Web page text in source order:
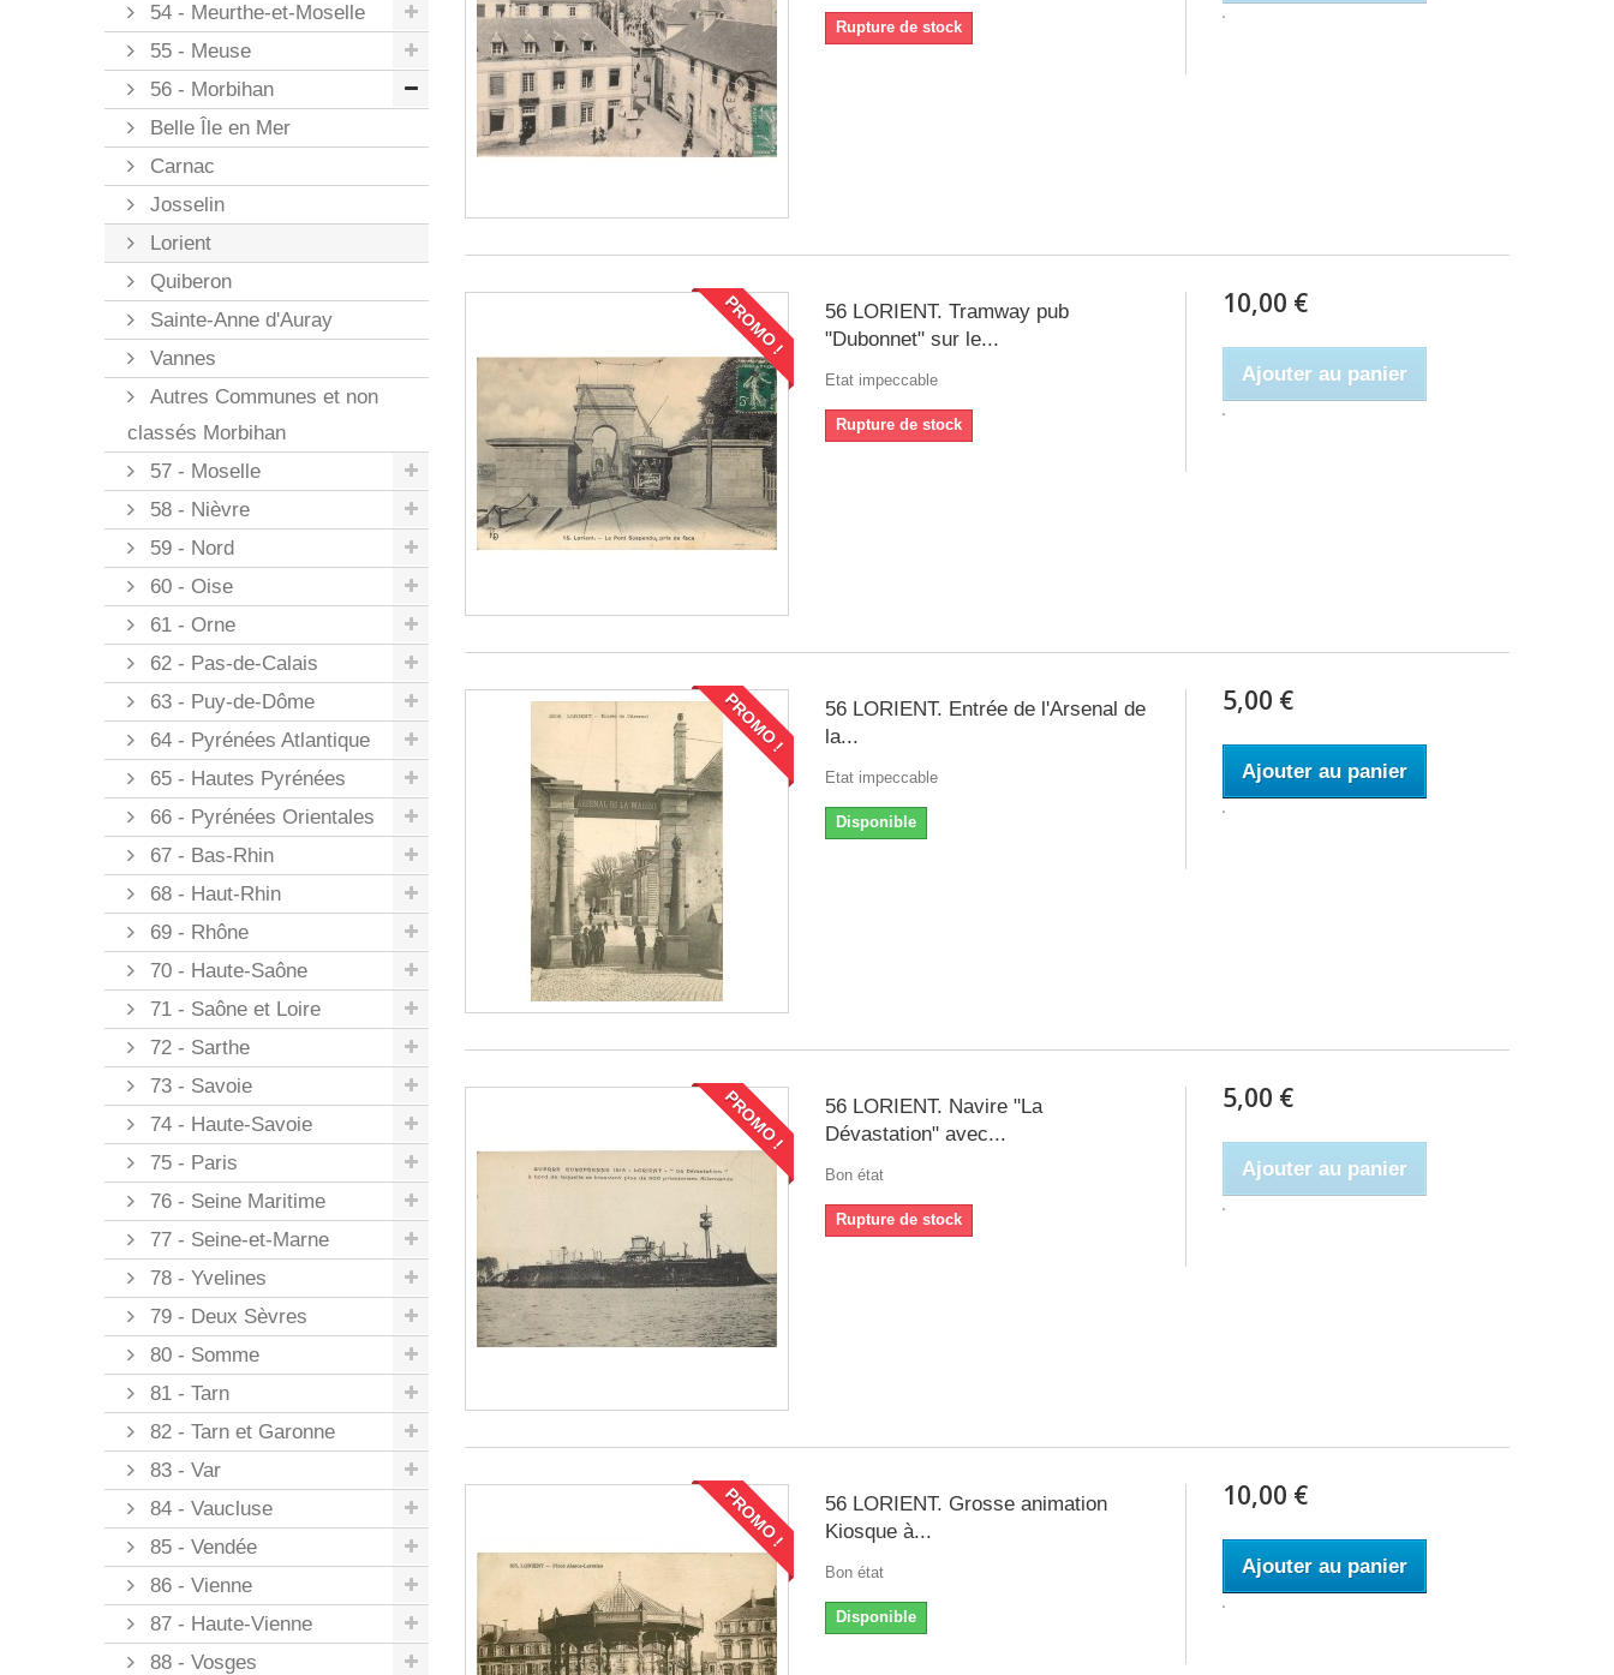
54 - Meurthe-et-Moselle
55 - Meuse
56 - Morbihan
Belle Île en Mer
Carnac
Josselin
Lorient
Quiberon
Sainte-Anne d'Auray
Vannes
Autres Communes et non
classés Morbihan
57 - Moselle
58 - Nièvre
59 - Nord
60 - Oise
61 - Orne
62 - Pas-de-Calais
63 - Puy-de-Dôme
64 - Pyrénées Atlantique
65 - Hautes Pyrénées
66 - Pyrénées Orientales
67 - Bas-Rhin
68 - Haut-Rhin
69 - Rhône
70 - Haute-Saône
71 - Saône et Loire
72 - Sarthe
73 - Savoie
74 - Haute-Savoie
75 - Paris
76 - Seine Maritime
77 - Seine-et-Marne
78 - Yvelines
79 - Deux Sèvres
80 - Somme
81 - Tarn
82 - Tarn et Garonne
83 - Var
84 - Vaucluse
85 - Vendée
86 - Vienne
87 - Haute-Vienne
88 - Vosges
Rupture de stock
PROMO !
56 LORIENT. Tramway pub
"Dubonnet" sur le...
Etat impeccable
Rupture de stock
10,00 €
Ajouter au panier
PROMO !
56 LORIENT. Entrée de l'Arsenal de
la...
Etat impeccable
Disponible
5,00 €
Ajouter au panier
PROMO !
56 LORIENT. Navire "La
Dévastation" avec...
Bon état
Rupture de stock
5,00 €
Ajouter au panier
PROMO !
56 LORIENT. Grosse animation
Kiosque à...
Bon état
Disponible
10,00 €
Ajouter au panier